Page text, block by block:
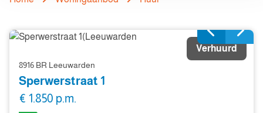
Verhuurd
8916 BR Leeuwarden
Sperwerstraat 1
€ 1.850 p.m.